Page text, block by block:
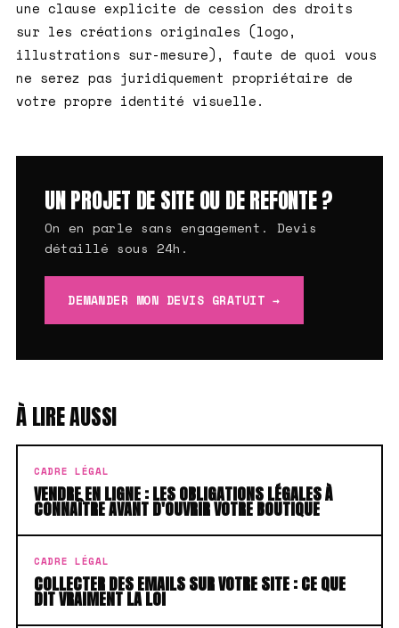
une clause explicite de cession des droits
sur les créations originales (logo,
illustrations sur-mesure), faute de quoi vous
ne serez pas juridiquement propriétaire de
votre propre identité visuelle.
UN PROJET DE SITE OU DE REFONTE ?
On en parle sans engagement. Devis
détaillé sous 24h.
DEMANDER MON DEVIS GRATUIT →
À LIRE AUSSI
CADRE LÉGAL
VENDRE EN LIGNE : LES OBLIGATIONS LÉGALES À
CONNAÎTRE AVANT D'OUVRIR VOTRE BOUTIQUE
CADRE LÉGAL
COLLECTER DES EMAILS SUR VOTRE SITE : CE QUE
DIT VRAIMENT LA LOI